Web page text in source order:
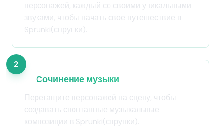
персонажей, каждый со своими уникальными
звуками, чтобы начать свое путешествие в
Sprunki(спрунки).
2
Сочинение музыки
Перетащите персонажей на сцену, чтобы
создавать спонтанные музыкальные
композиции в Sprunki(спрунки).